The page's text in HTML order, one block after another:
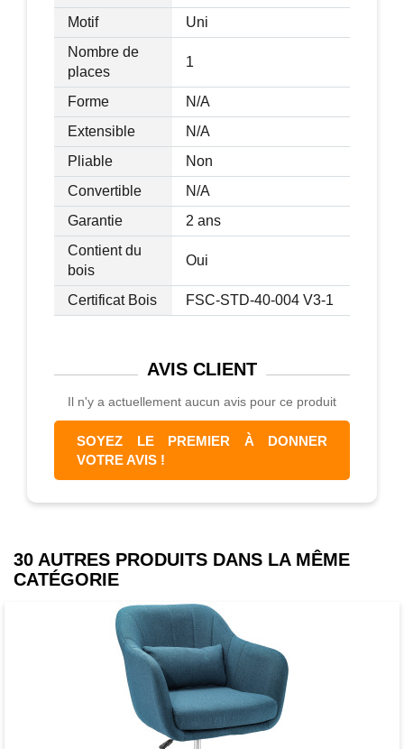
Motif
Uni
Nombre de
places
1
Forme
N/A
Extensible
N/A
Pliable
Non
Convertible
N/A
Garantie
2 ans
Contient du
bois
Oui
Certificat Bois FSC-STD-40-004 V3-1
AVIS CLIENT
Il n'y a actuellement aucun avis pour ce produit
SOYEZ LE PREMIER À DONNER
VOTRE AVIS !
30 AUTRES PRODUITS DANS LA MÊME
CATÉGORIE